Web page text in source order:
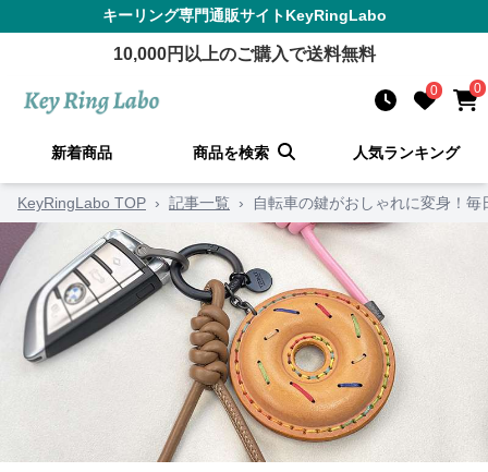
キーリング専門通販サイトKeyRingLabo
10,000円以上のご購入で送料無料
0 0
新着商品 商品を検索 人気ランキング
KeyRingLabo TOP › 記事一覧 › 自転車の鍵がおしゃれに変身！